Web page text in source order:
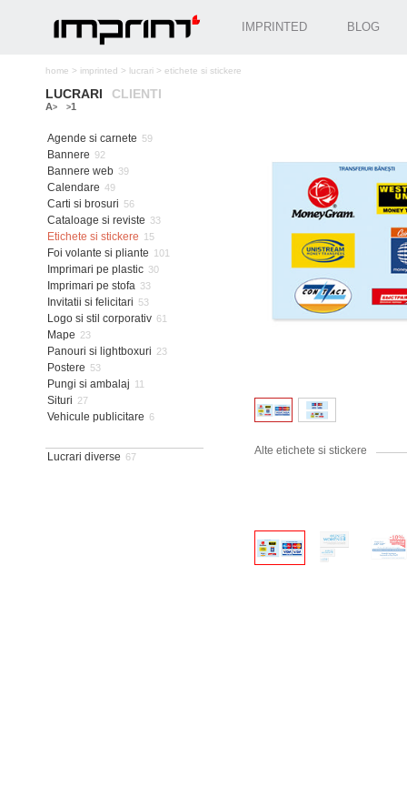
IMPRINTED BLOG
home > imprinted > lucrari > etichete si stickere
LUCRARI CLIENTI
A> >1
Agende si carnete 59
Bannere 92
Bannere web 39
Calendare 49
Carti si brosuri 56
Cataloage si reviste 33
Etichete si stickere 15
Foi volante si pliante 101
Imprimari pe plastic 30
Imprimari pe stofa 33
Invitatii si felicitari 53
Logo si stil corporativ 61
Mape 23
Panouri si lightboxuri 23
Postere 53
Pungi si ambalaj 11
Situri 27
Vehicule publicitare 6
Lucrari diverse 67 Alte etichete si stickere